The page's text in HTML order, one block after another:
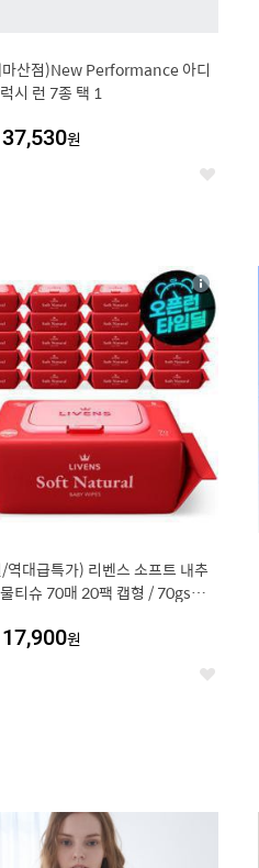
산점)New Performance 아디
시 런 7종 택 1
37,530원
좋
역대급특가) 리벤스 소프트 내추
티슈 70매 20팩 캡형 / 70gsm
17,900원
좋
상
세